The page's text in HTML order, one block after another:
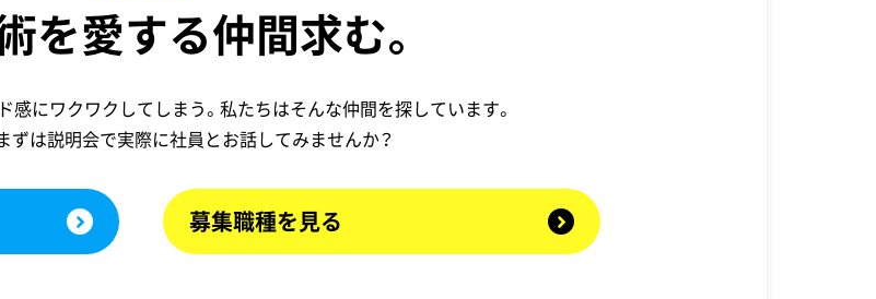
を愛する仲間求む。
にワクワクしてしまう。私たちはそんな仲間を探しています。
ずは説明会で実際に社員とお話してみませんか？
募集職種を見る